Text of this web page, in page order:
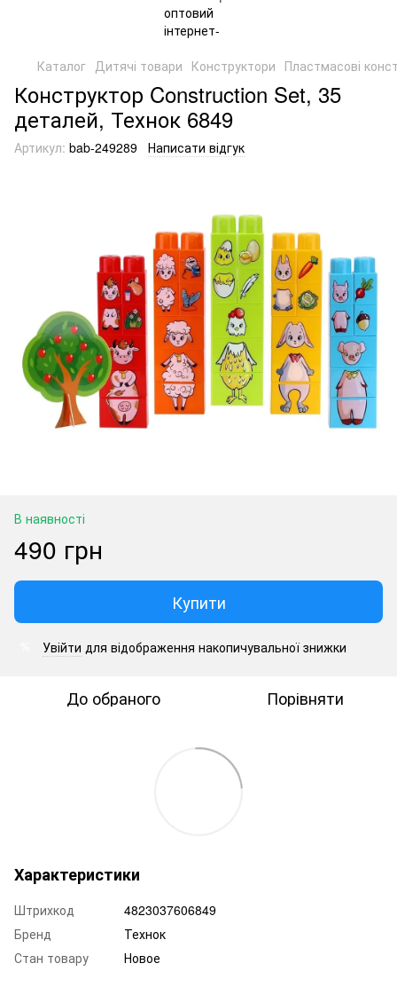
Каталог Дитячі товари Конструктори Пластмасові
Конструктор Construction Set, 35
деталей, Технок 6849
Артикул: bab-249289 Написати відгук
В наявності
490 грн
Купити
Увійти для відображення накопичувальної знижки
До обраного Порівняти
Характеристики
Штрихкод
4823037606849
Бренд
Технок
Стан товару
Новое